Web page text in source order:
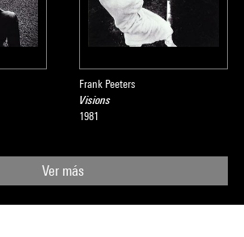
Frank Peeters
Visions
1981
Ver más